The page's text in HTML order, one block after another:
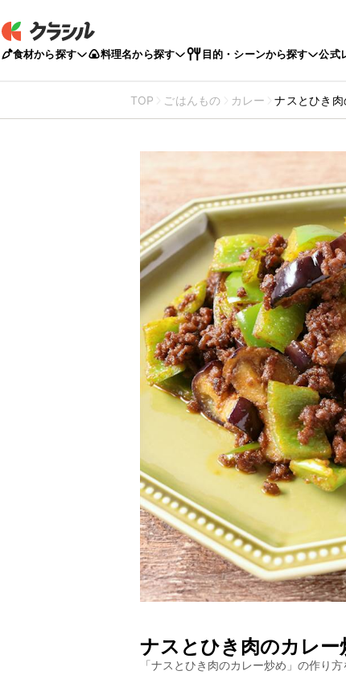
食材から探す 料理名から探す 目的・シーンから探す 公式
TOP ごはんもの カレー ナスとひき
ナスとひき肉のカレー
「ナスとひき肉のカレー炒め 」の作り